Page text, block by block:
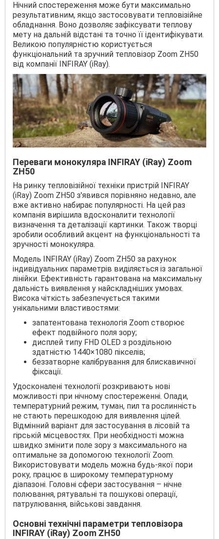
Нічний спостереження може бути максимально
результативним, якщо застосовувати тепловізійне
обладнання. Воно дозволяє зафіксувати теплову
мету на дальній відстані та точно її ідентифікувати.
Великою популярністю користується
функціональний та зручний тепловізор Zoom ZH50
від компанії INFIRAY (iRay).
Переваги монокуляра INFIRAY (iRay) Zoom
ZH50
На ринку тепловізійної техніки пристрій INFIRAY
(iRay) Zoom ZH50 з'явився порівняно недавно, але
вже активно набирає популярності. На цей раз
компанія вирішила вдосконалити технології
визначення та деталізації картинки. Також творці
зробили особливий акцент на функціональності та
зручності монокуляра.
Модель INFIRAY (iRay) Zoom ZH50 за рахунок
індивідуальних параметрів виділяється із загальної
лінійки. Ефективність гарантована на максимальну
дальність виявлення у найскладніших умовах.
Висока чіткість забезпечується такими
унікальними властивостями:
запатентована технологія Zoom створює
ефект подвійного поля зору;
дисплей типу FHD OLED з роздільною
здатністю 1440×1080 пікселів;
беззатворне калібрування для блискавичної
фіксації.
Удосконалені технології розкривають нові
можливості при нічному спостереженні. Опади,
температурний режим, туман, пил та рослинність
не стають перешкодою для виявлення цілей.
Відмінний варіант для застосування в лісовій та
гірській місцевостях. При необхідності можна
швидко змінити поле зору з максимального на
оптимальне за допомогою технології Zoom.
Використовувати модель можна будь-якої пори
року, працює в широкому температурному
діапазоні. Головні сфери застосування – нічне
полювання, рятувальні та пошукові операції,
патрулювання, військові завдання.
Основні технічні параметри тепловізора
INFIRAY (iRay) Zoom ZH50